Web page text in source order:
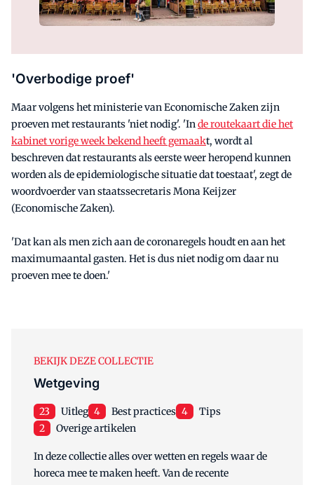
'Overbodige proef'
Maar volgens het ministerie van Economische Zaken zijn
proeven met restaurants 'niet nodig'. 'Inde routekaart die het
kabinet vorige week bekend heeft gemaakt, wordt al
beschreven dat restaurants als eerste weer heropend kunnen
worden als de epidemiologische situatie dat toestaat', zegt de
woordvoerder van staatssecretaris Mona Keijzer
(Economische Zaken).
'Dat kan als men zich aan de coronaregels houdt en aan het
maximumaantal gasten. Het is dus niet nodig om daar nu
proeven mee te doen.'
BEKIJK DEZE COLLECTIE
Wetgeving
23 Uitleg 4 Best practices 4
Tips
2
Overige artikelen
In deze collectie alles over wetten en regels waar de
horeca mee te maken heeft. Van de recente